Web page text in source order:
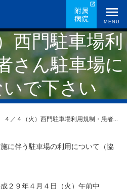
ン
コ
ン
テ
ン
ツ
附属
病院
MENU
西門駐車場利
さん駐車場に
で下さい
４／４（火）西門駐車場利用規制・患者さん駐車場に駐車しないで下さい
に伴う駐車場の利用について（協
月４日（火）午前中